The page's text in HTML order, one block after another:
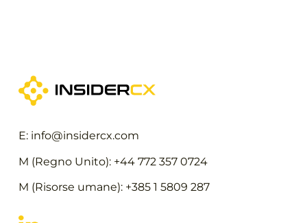
E: info@insidercx.com
M (Regno Unito): +44 772 357 0724
M (Risorse umane): +385 1 5809 287